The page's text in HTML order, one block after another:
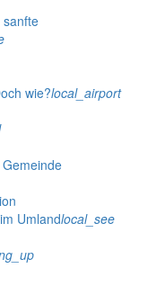
sanfte
wie?local_airport
Umlandlocal_see